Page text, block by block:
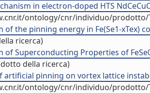
in electron-doped HTS
ontology/cnr/individuo/prodotto/
of the pinning energy in Fe(Se1-xTex)
ricerca)
of Superconducting Properties of
della ricerca)
artificial pinning on vortex lattice
ontology/cnr/individuo/prodotto/